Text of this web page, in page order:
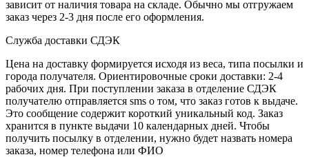
зависит от наличия товара на складе. Обычно мы отгружаем
заказ через 2-3 дня после его оформления.
Служба доставки СДЭК
Цена на доставку формируется исходя из веса, типа посылки и
города получателя. Ориентировочные сроки доставки: 2-4
рабочих дня. При поступлении заказа в отделение СДЭК
получателю отправляется sms о том, что заказ готов к выдаче.
Это сообщение содержит короткий уникальный код. Заказ
хранится в пункте выдачи 10 календарных дней. Чтобы
получить посылку в отделении, нужно будет назвать номера
заказа, номер телефона или ФИО